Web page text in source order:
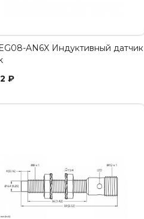
AN6X Индуктивный датчик
₽